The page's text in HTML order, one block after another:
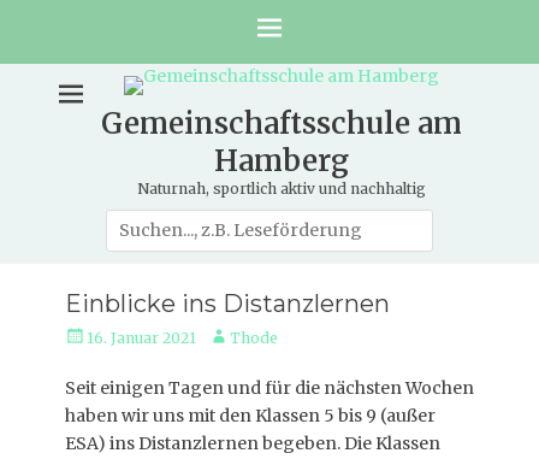
Gemeinschaftsschule am
Hamberg
Naturnah, sportlich aktiv und nachhaltig
Suche
nach:
Einblicke ins Distanzlernen
Veröffentlicht
16. Januar 2021 AutorThode
Seit einigen Tagen und für die nächsten Wochen
haben wir uns mit den Klassen 5 bis 9 (außer
ESA) ins Distanzlernen begeben. Die Klassen